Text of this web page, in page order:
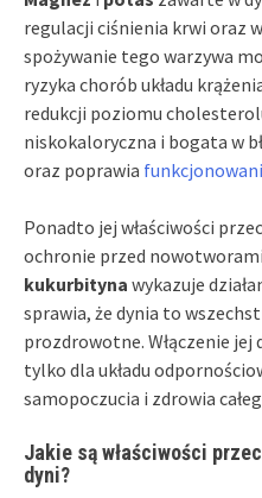
regulacji ciśnienia krwi oraz
spożywanie tego warzywa
ryzyka chorób układu
redukcji poziomu
niskokaloryczna i bogata w
oraz poprawia
Ponadto jej właściwości
ochronie przed
kukurbityna wykazuje
sprawia, że dynia to
prozdrowotne. Włączenie
tylko dla układu
samopoczucia i zdrowia
Jakie są właściwości
dyni?